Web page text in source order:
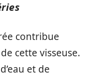
contribue
cette visseuse.
et de